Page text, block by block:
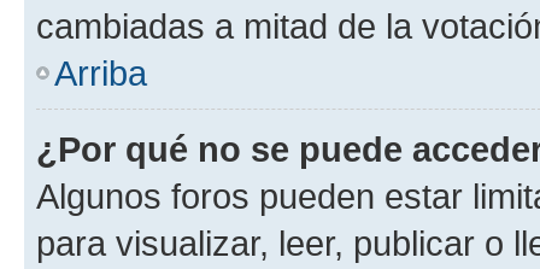
cambiadas a mitad de la
Arriba
¿Por qué no se puede
Algunos foros pueden estar
para visualizar, leer, publicar o